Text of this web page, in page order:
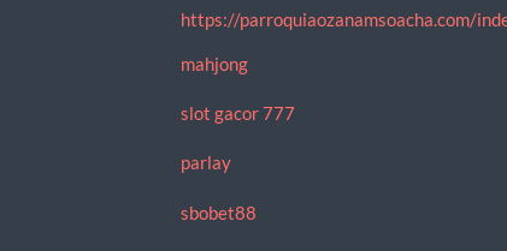
https://parroquiaozanamsoacha.com/
mahjong
slot gacor 777
parlay
sbobet88